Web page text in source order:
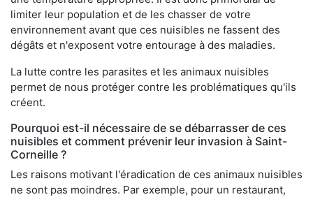
limiter leur population et de les chasser de votre
environnement avant que ces nuisibles ne fassent des
dégâts et n'exposent votre entourage à des maladies.
La lutte contre les parasites et les animaux nuisibles
permet de nous protéger contre les problématiques qu'ils
créent.
Pourquoi est-il nécessaire de se débarrasser de ces
nuisibles et comment prévenir leur invasion à Saint-
Corneille ?
Les raisons motivant l'éradication de ces animaux nuisibles
ne sont pas moindres. Par exemple, pour un restaurant,